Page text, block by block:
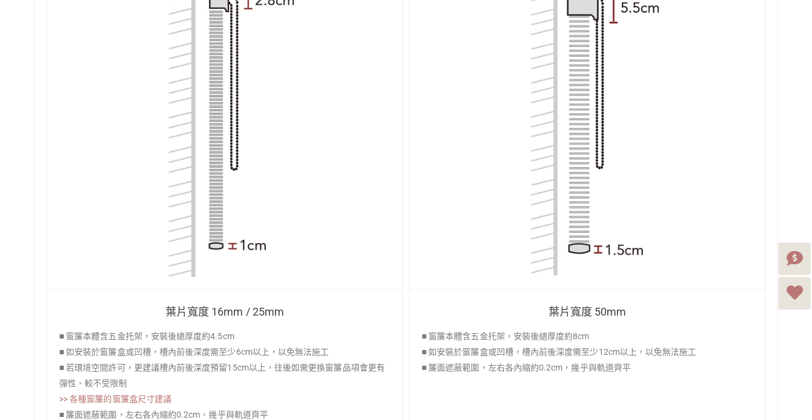
葉片寬度 16mm / 25mm
■ 窗簾本體含五金托架，安裝後總厚度約4.5cm
■ 如安裝於窗簾盒或凹槽，槽內前後深度需至少6cm以上，以免無法施工
■ 若環境空間許可，更建議槽內前後深度預留15cm以上，往後如需更換窗簾品項會更有
彈性、較不受限制
>> 各種窗簾的窗簾盒尺寸建議
■ 簾面遮蔽範圍，左右各內縮約0.2cm，幾乎與軌道齊平
葉片寬度 50mm
■ 窗簾本體含五金托架，安裝後總厚度約8cm
■ 如安裝於窗簾盒或凹槽，槽內前後深度需至少12cm以上，以免無法施工
■ 簾面遮蔽範圍，左右各內縮約0.2cm，幾乎與軌道齊平